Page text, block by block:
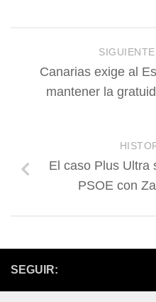
Canarias exige al
mantener la
El caso Plus Ultra
PSOE con
SEGUIR: